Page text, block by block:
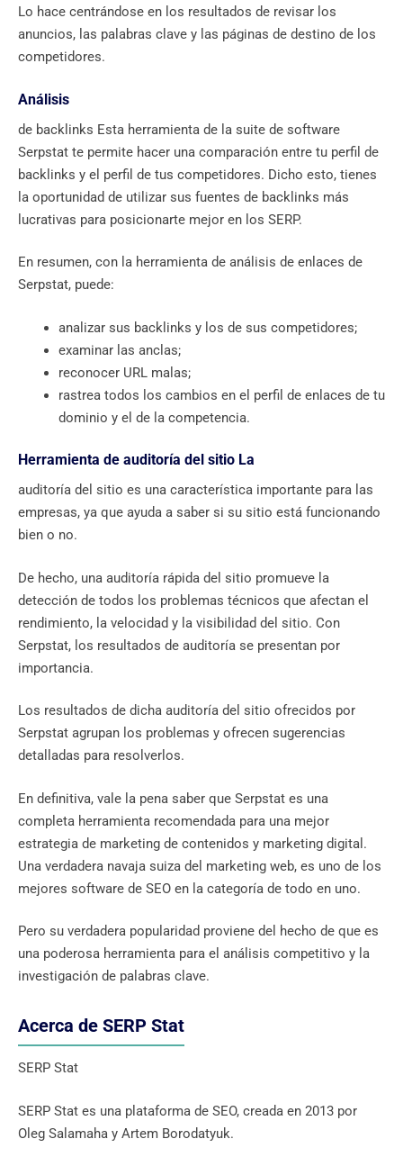
Lo hace centrándose en los resultados de revisar los
anuncios, las palabras clave y las páginas de destino de los
competidores.
Análisis
de backlinks Esta herramienta de la suite de software
Serpstat te permite hacer una comparación entre tu perfil de
backlinks y el perfil de tus competidores. Dicho esto, tienes
la oportunidad de utilizar sus fuentes de backlinks más
lucrativas para posicionarte mejor en los SERP.
En resumen, con la herramienta de análisis de enlaces de
Serpstat, puede:
analizar sus backlinks y los de sus competidores;
examinar las anclas;
reconocer URL malas;
rastrea todos los cambios en el perfil de enlaces de tu
dominio y el de la competencia.
Herramienta de auditoría del sitio La
auditoría del sitio es una característica importante para las
empresas, ya que ayuda a saber si su sitio está funcionando
bien o no.
De hecho, una auditoría rápida del sitio promueve la
detección de todos los problemas técnicos que afectan el
rendimiento, la velocidad y la visibilidad del sitio. Con
Serpstat, los resultados de auditoría se presentan por
importancia.
Los resultados de dicha auditoría del sitio ofrecidos por
Serpstat agrupan los problemas y ofrecen sugerencias
detalladas para resolverlos.
En definitiva, vale la pena saber que Serpstat es una
completa herramienta recomendada para una mejor
estrategia de marketing de contenidos y marketing digital.
Una verdadera navaja suiza del marketing web, es uno de los
mejores software de SEO en la categoría de todo en uno.
Pero su verdadera popularidad proviene del hecho de que es
una poderosa herramienta para el análisis competitivo y la
investigación de palabras clave.
Acerca de SERP Stat
SERP Stat
SERP Stat es una plataforma de SEO, creada en 2013 por
Oleg Salamaha y Artem Borodatyuk.